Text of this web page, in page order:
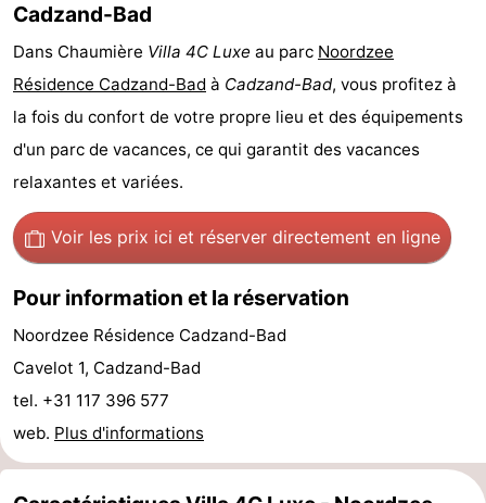
Voir
faire
d'intérêt
-
Monuments
-
Moulins
de
vue
-
Croisières
-
Terrains
-
Cadzand-Bad
Dans Chaumière Villa 4C Luxe au parc Noordzee
Résidence Cadzand-Bad à Cadzand-Bad, vous profitez à
la fois du confort de votre propre lieu et des équipements
d'un parc de vacances, ce qui garantit des vacances
relaxantes et variées.
Voir les prix ici et réserver directement en ligne
Pour information et la réservation
Noordzee Résidence Cadzand-Bad
Cavelot 1, Cadzand-Bad
tel. +31 117 396 577
web. Plus d'informations